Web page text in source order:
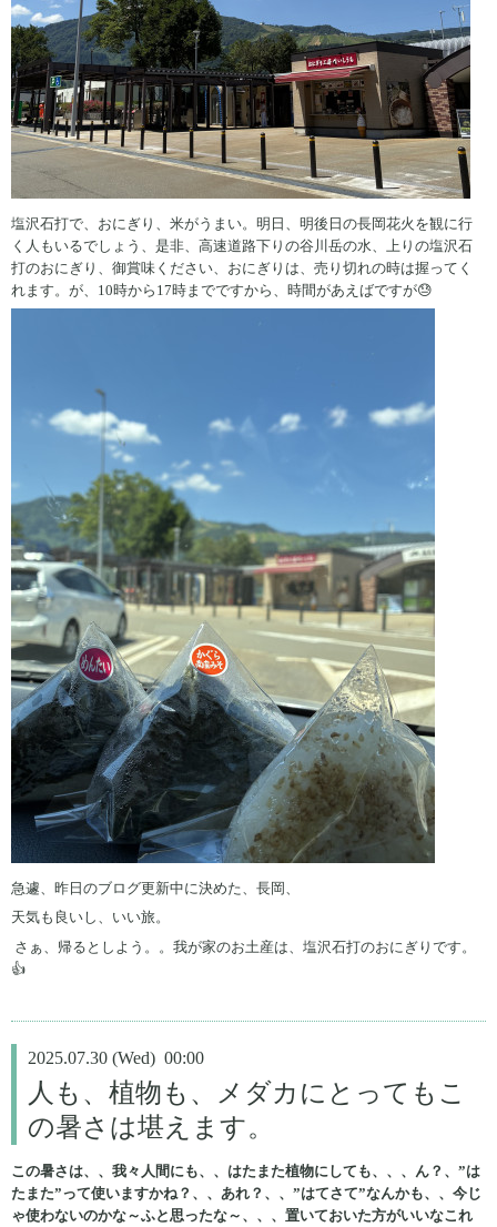
塩沢石打で、おにぎり、米がうまい。明日、明後日の長岡花火を観に行
く人もいるでしょう、是非、高速道路下りの谷川岳の水、上りの塩沢石
打のおにぎり、御賞味ください、おにぎりは、売り切れの時は握ってく
れます。が、10時から17時までですから、時間があえばですが😓
急遽、昨日のブログ更新中に決めた、長岡、
天気も良いし、いい旅。
さぁ、帰るとしよう。。我が家のお土産は、塩沢石打のおにぎりです。
👍
2025.07.30 (Wed) 00:00
人も、植物も、メダカにとってもこ
の暑さは堪えます。
この暑さは、、我々人間にも、、はたまた植物にしても、、、ん？、”は
たまた”って使いますかね？、、あれ？、、”はてさて”なんかも、、今じ
ゃ使わないのかな～ふと思ったな～、、、置いておいた方がいいなこれ